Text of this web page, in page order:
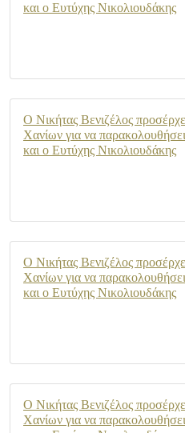
και ο Ευτύχης Νικολιουδάκης
Ο Νικήτας Βενιζέλος
Χανίων για να
και ο Ευτύχης Νικολιουδάκης
Ο Νικήτας Βενιζέλος
Χανίων για να
και ο Ευτύχης Νικολιουδάκης
Ο Νικήτας Βενιζέλος
Χανίων για να